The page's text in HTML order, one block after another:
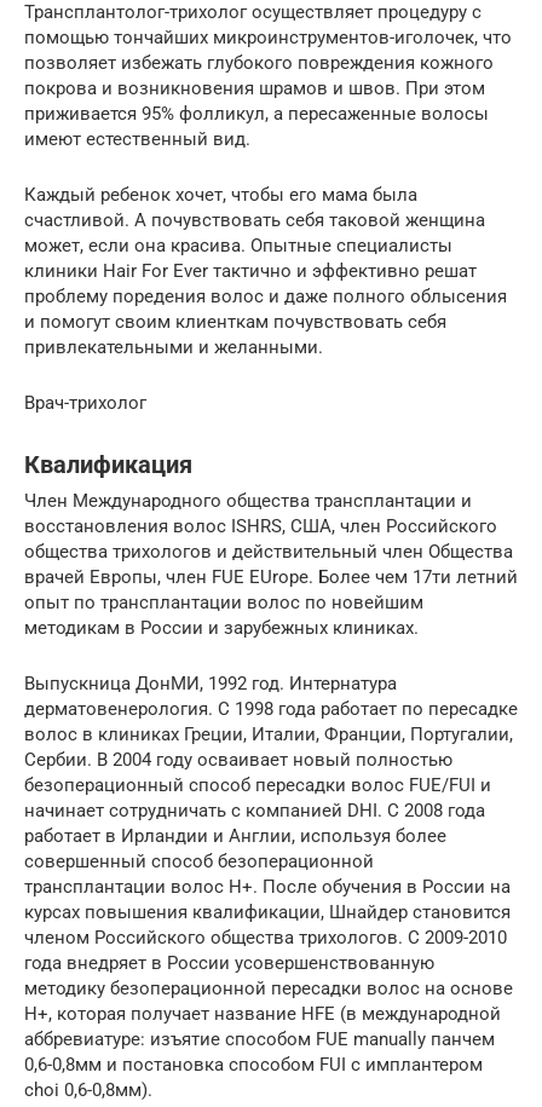
Трансплантолог-трихолог осуществляет процедуру с
помощью тончайших микроинструментов-иголочек, что
позволяет избежать глубокого повреждения кожного
покрова и возникновения шрамов и швов. При этом
приживается 95% фолликул, а пересаженные волосы
имеют естественный вид.
Каждый ребенок хочет, чтобы его мама была
счастливой. А почувствовать себя таковой женщина
может, если она красива. Опытные специалисты
клиники Hair For Ever тактично и эффективно решат
проблему поредения волос и даже полного облысения
и помогут своим клиенткам почувствовать себя
привлекательными и желанными.
Врач-трихолог
Квалификация
Член Международного общества трансплантации и
восстановления волос ISHRS, США, член Российского
общества трихологов и действительный член Общества
врачей Европы, член FUE EUrope. Более чем 17ти летний
опыт по трансплантации волос по новейшим
методикам в России и зарубежных клиниках.
Выпускница ДонМИ, 1992 год. Интернатура
дерматовенерология. С 1998 года работает по пересадке
волос в клиниках Греции, Италии, Франции, Португалии,
Сербии. В 2004 году осваивает новый полностью
безоперационный способ пересадки волос FUE/FUI и
начинает сотрудничать с компанией DHI. С 2008 года
работает в Ирландии и Англии, используя более
совершенный способ безоперационной
трансплантации волос Н+. После обучения в России на
курсах повышения квалификации, Шнайдер становится
членом Российского общества трихологов. С 2009-2010
года внедряет в России усовершенствованную
методику безоперационной пересадки волос на основе
Н+, которая получает название HFE (в международной
аббревиатуре: изъятие способом FUE manually панчем
0,6-0,8мм и постановка способом FUI с имплантером
choi 0,6-0,8мм).